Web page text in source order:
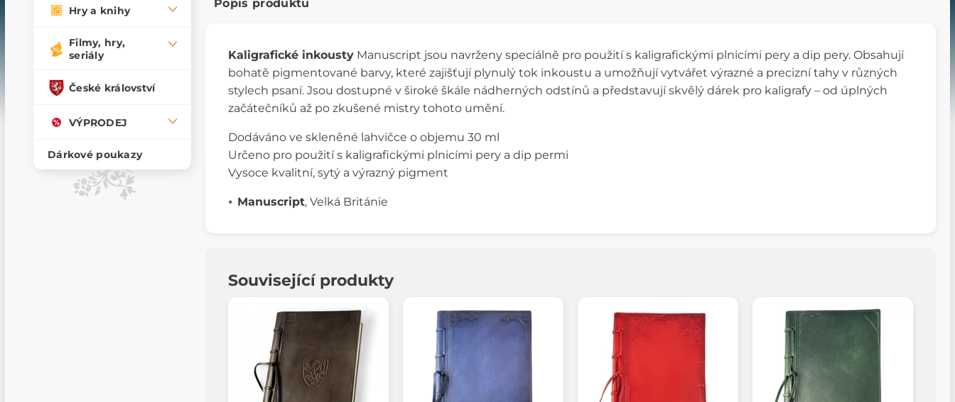
Hry a knihy
Filmy, hry,
seriály
České království
VÝPRODEJ
Dárkové poukazy
Popis produktu
Kaligrafické inkousty Manuscript jsou navrženy speciálně pro použití s kaligrafickými plnicími pery a dip pery. Obsahují
bohatě pigmentované barvy, které zajišťují plynulý tok inkoustu a umožňují vytvářet výrazné a precizní tahy v různých
stylech psaní. Jsou dostupné v široké škále nádherných odstínů a představují skvělý dárek pro kaligrafy – od úplných
začátečníků až po zkušené mistry tohoto umění.
Dodáváno ve skleněné lahvičce o objemu 30 ml
Určeno pro použití s kaligrafickými plnicími pery a dip permi
Vysoce kvalitní, sytý a výrazný pigment
Manuscript, Velká Británie
Související produkty